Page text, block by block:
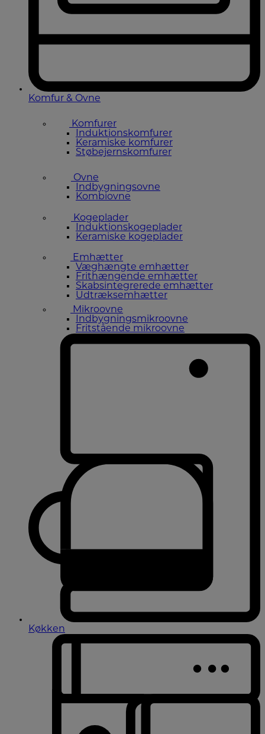
Komfur & Ovne
Komfurer
Induktionskomfurer
Keramiske komfurer
Støbejernskomfurer
Ovne
Indbygningsovne
Kombiovne
Kogeplader
Induktionskogeplader
Keramiske kogeplader
Emhætter
Væghængte emhætter
Frithængende emhætter
Skabsintegrerede emhætter
Udtræksemhætter
Mikroovne
Indbygningsmikroovne
Fritstående mikroovne
Køkken